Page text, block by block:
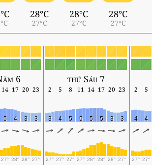
28°C
27°C
28°C
27°C
28°C
27°C
6 thứ Sáu 7
14 17 20 23 2 5 8 11 14 17 20 23 2 5
5 4 3 3 3 4 5 5 5 5 3 3 4 4
27° 28° 28° 27° 27° 27° 27° 27° 28° 28° 28° 27° 27° 27°